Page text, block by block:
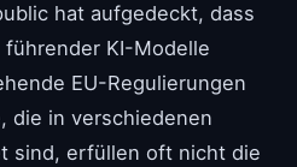
hat aufgedeckt, dass
KI-Modelle
EU-Regulierungen
die in verschiedenen
sind, erfüllen oft nicht die